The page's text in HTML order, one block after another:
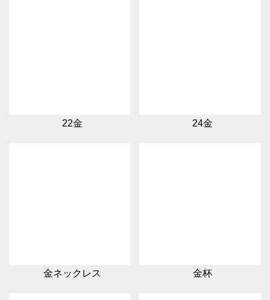
22金 24金
金ネックレス 金杯